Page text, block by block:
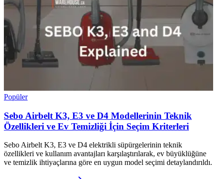
Popüler
Sebo Airbelt K3, E3 ve D4 Modellerinin Teknik
Özellikleri ve Ev Temizliği İçin Seçim Kriterleri
Sebo Airbelt K3, E3 ve D4 elektrikli süpürgelerinin teknik
özellikleri ve kullanım avantajları karşılaştırılarak, ev büyüklüğüne
ve temizlik ihtiyaçlarına göre en uygun model seçimi detaylandırıldı.